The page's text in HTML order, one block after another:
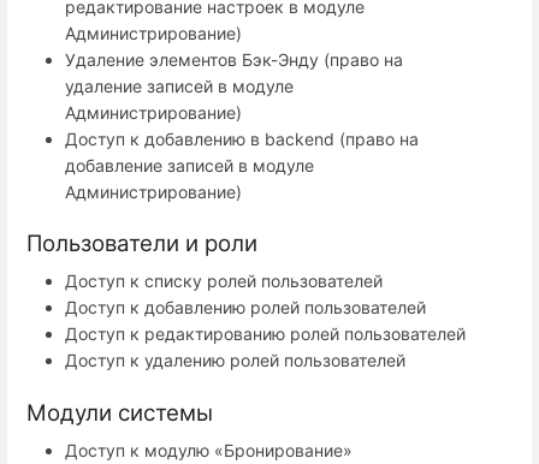
редактирование настроек в модуле
Администрирование)
Удаление элементов Бэк-Энду (право на
удаление записей в модуле
Администрирование)
Доступ к добавлению в backend (право на
добавление записей в модуле
Администрирование)
Пользователи и роли
Доступ к списку ролей пользователей
Доступ к добавлению ролей пользователей
Доступ к редактированию ролей пользователей
Доступ к удалению ролей пользователей
Модули системы
Доступ к модулю «Бронирование»